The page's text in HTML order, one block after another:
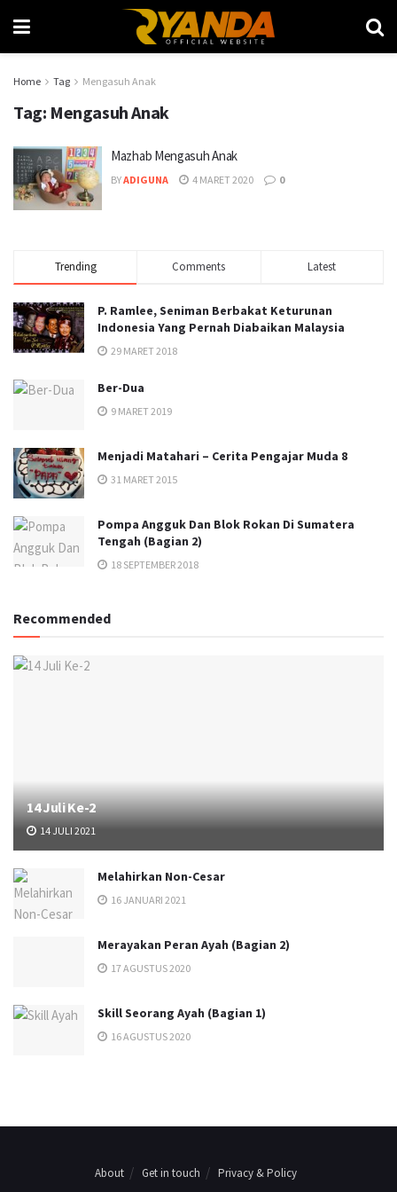
Home Tag Mengasuh Anak
Tag: Mengasuh Anak
Mazhab Mengasuh Anak
BYADIGUNA 4 MARET 2020 0
Trending Comments Latest
P. Ramlee, Seniman Berbakat Keturunan
Indonesia Yang Pernah Diabaikan Malaysia
29 MARET 2018
Ber-Dua
9 MARET 2019
Menjadi Matahari – Cerita Pengajar Muda 8
31 MARET 2015
Pompa Angguk Dan Blok Rokan Di Sumatera
Tengah (Bagian 2)
18 SEPTEMBER 2018
Recommended
14 Juli Ke-2
14 JULI 2021
Melahirkan Non-Cesar
16 JANUARI 2021
Merayakan Peran Ayah (Bagian 2)
17 AGUSTUS 2020
Skill Seorang Ayah (Bagian 1)
16 AGUSTUS 2020
About Get in touch Privacy & Policy